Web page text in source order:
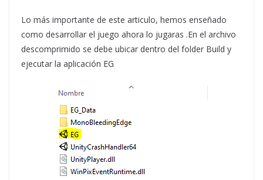
Lo más importante de este articulo, hemos enseñado
como desarrollar el juego ahora lo jugaras .En el archivo
descomprimido se debe ubicar dentro del folder Build y
ejecutar la aplicación EG